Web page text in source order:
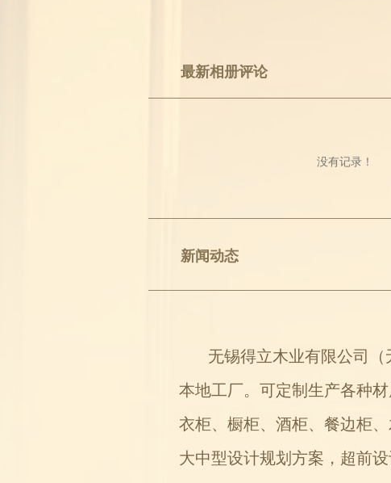
最新相册评论
没有记录！
新闻动态
无锡得立木业有限公司（
本地工厂。可定制生产各种
衣柜、橱柜、酒柜、餐边柜
大中型设计规划方案，超前